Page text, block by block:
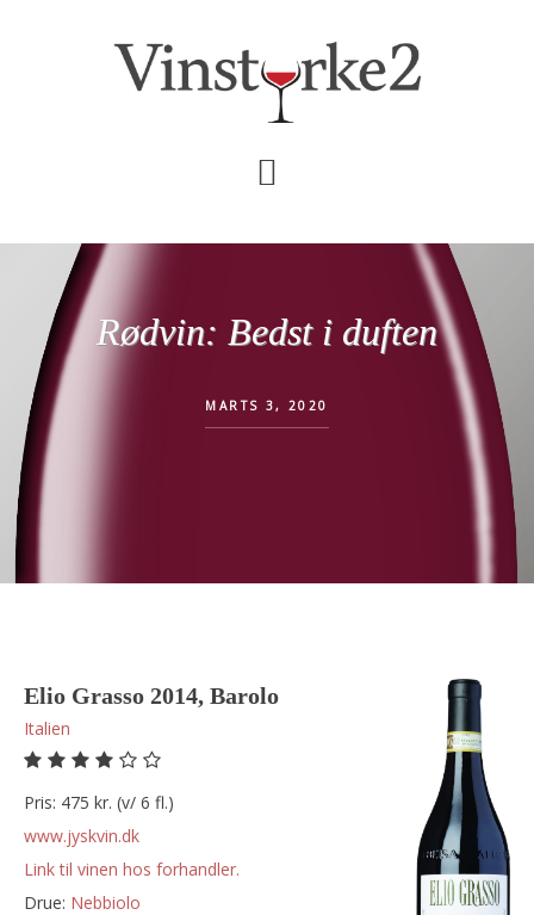
Rødvin: Bedst i duften
MARTS 3, 2020
Elio Grasso 2014, Barolo
Italien
Pris: 475 kr. (v/ 6 fl.)
www.jyskvin.dk
Link til vinen hos forhandler.
Drue:
nebbiolo